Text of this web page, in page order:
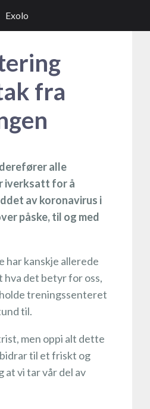
fra
alle
iverksatt for å
av koronavirus i
påske, til og med
har kanskje allerede
det betyr for oss,
treningssenteret
til.
men oppi alt dette
til et friskt og
at vi tar vår del av
Exolo